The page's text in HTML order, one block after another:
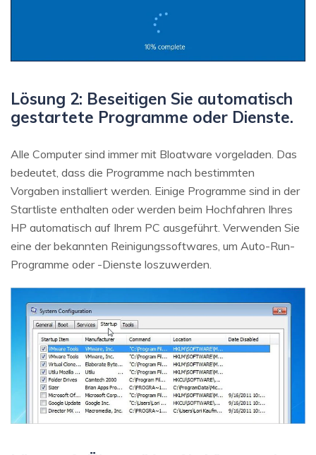
Lösung 2: Beseitigen Sie automatisch
gestartete Programme oder Dienste.
Alle Computer sind immer mit Bloatware vorgeladen. Das
bedeutet, dass die Programme nach bestimmten
Vorgaben installiert werden. Einige Programme sind in der
Startliste enthalten oder werden beim Hochfahren Ihres
HP automatisch auf Ihrem PC ausgeführt. Verwenden Sie
eine der bekannten Reinigungssoftwares, um Auto-Run-
Programme oder -Dienste loszuwerden.